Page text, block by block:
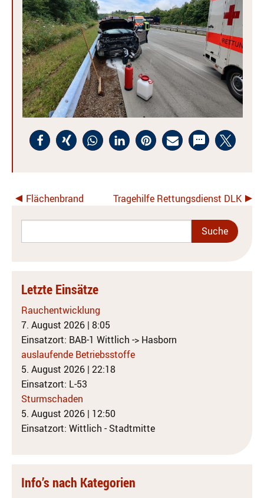
Flächenbrand Tragehilfe Rettungsdienst DLK
Letzte Einsätze
Rauchentwicklung
7. August 2026 | 8:05
Einsatzort: BAB-1 Wittlich -> Hasborn
auslaufende Betriebsstoffe
5. August 2026 | 22:18
Einsatzort: L-53
Sturmschaden
5. August 2026 | 12:50
Einsatzort: Wittlich - Stadtmitte
Info’s nach Kategorien